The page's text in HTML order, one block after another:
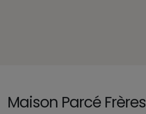
Maison Parcé Frères